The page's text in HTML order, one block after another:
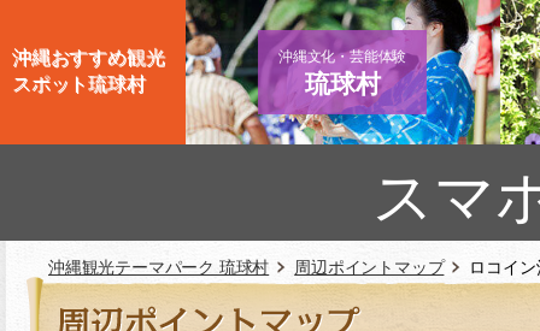
沖縄おすすめ観光
スポット琉球村
沖縄文化・芸能体験
琉球村
スマ
沖縄観光テーマパーク 琉球村 周辺ポイントマップ ロコイ